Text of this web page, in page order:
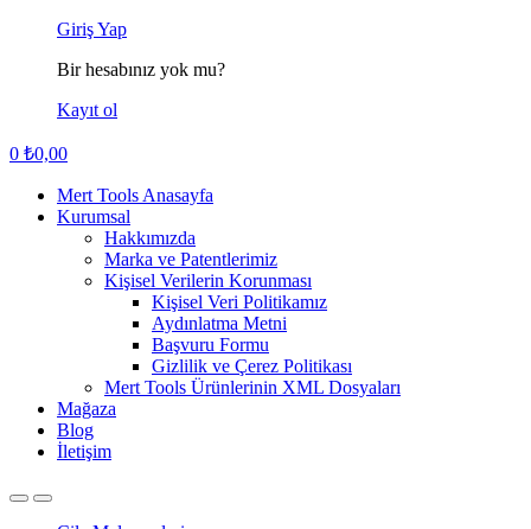
Giriş Yap
Bir hesabınız yok mu?
Kayıt ol
0 ₺0,00
Mert Tools Anasayfa
Kurumsal
Hakkımızda
Marka ve Patentlerimiz
Kişisel Verilerin Korunması
Kişisel Veri Politikamız
Aydınlatma Metni
Başvuru Formu
Gizlilik ve Çerez Politikası
Mert Tools Ürünlerinin XML Dosyaları
Mağaza
Blog
İletişim